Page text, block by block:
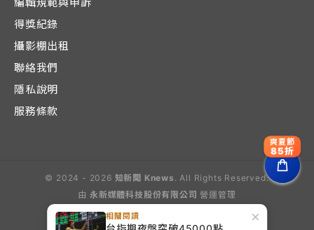
×
相關閱讀
得獎紀錄
攝影棚出租
聯絡我們
隱私說明
服務條款
© 2024 - 2026 知新聞 Knews . All Rights Reserved.
由 永新媒體科技股份有限公司 營運管理
爽夏節
85折